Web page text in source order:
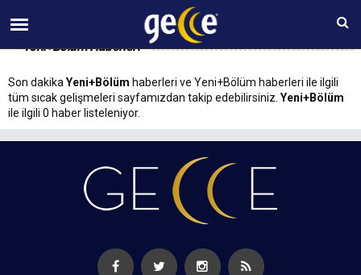
08 AĞUSTOS Cumartesi 08:54
Yeni+Bölüm Haberleri
Son dakika Yeni+Bölüm haberleri ve Yeni+Bölüm haberleri ile ilgili
tüm sıcak gelişmeleri sayfamızdan takip edebilirsiniz. Yeni+Bölüm
ile ilgili 0 haber listeleniyor.